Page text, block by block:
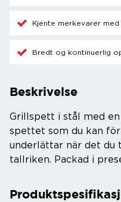
Kjente merkevarer
Bredt og kontinuerlig
Beskrivelse
Grillspett i stål med
spettet som du kan
underlättar när det du
tallriken. Packad i